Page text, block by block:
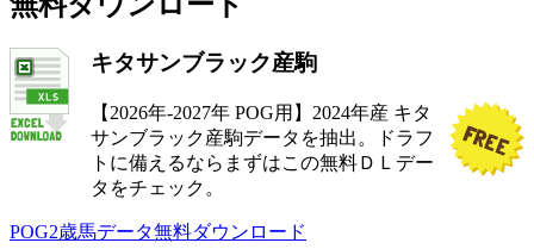
キタサンブラック産駒
【2026年-2027年 POG用】2024年産 キタ
サンブラック産駒データを抽出。ドラフ
トに備えるならまずはこの無料ＤＬデー
タをチェック。
POG2歳馬データ無料ダウンロード